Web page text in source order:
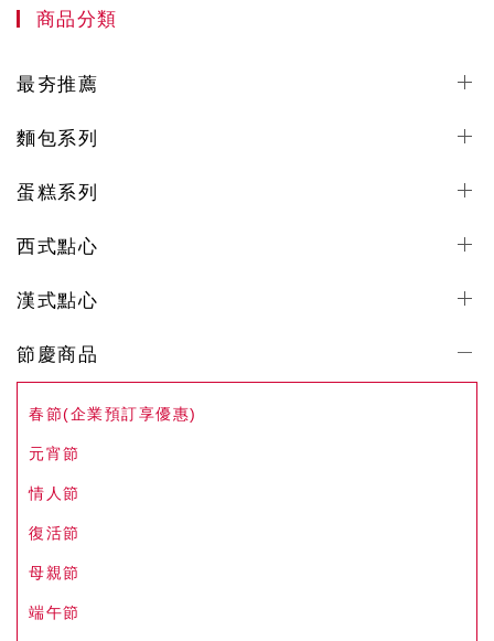
商品分類
最夯推薦
麵包系列
蛋糕系列
西式點心
漢式點心
節慶商品
春節(企業預訂享優惠)
元宵節
情人節
復活節
母親節
端午節